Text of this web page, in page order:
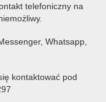
Pilot nie
w cenie
6-8 przejazdów ok.
telefoniczny na
Whatsapp,
kontaktować pod